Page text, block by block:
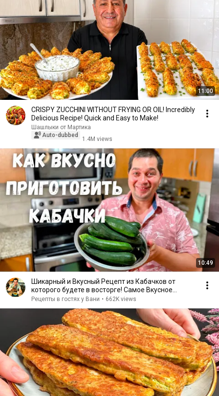
11:00
CRISPY ZUCCHINI WITHOUT FRYING OR OIL! Incredibly
Delicious Recipe! Quick and Easy to Make!
Шашлыки от Мартика
Auto-dubbed
1.4M views
10:49
Шикарный и Вкусный Рецепт из Кабачков от
которого будете в восторге! Самое Вкусное
Блюдо из Кабачков
Рецепты в гостях у Вани • 662K views